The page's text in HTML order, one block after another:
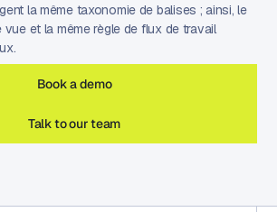
la même taxonomie de balises ; ainsi, le
vue et la même règle de flux de travail
Book a demo
Talk to our team